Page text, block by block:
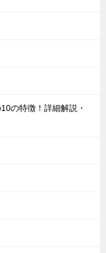
の特徴！詳細解説・